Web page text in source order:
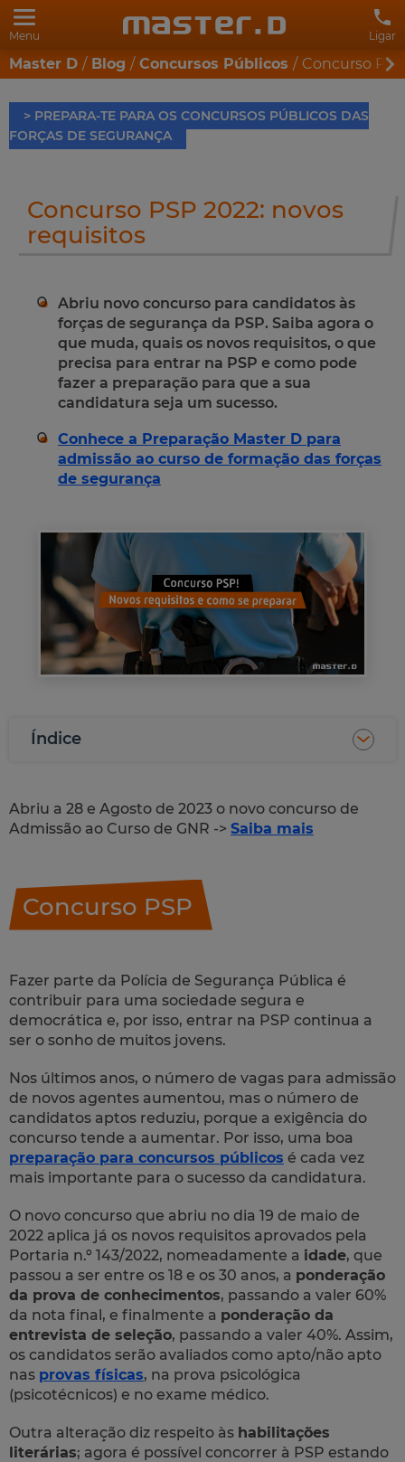
Menu Ligar
Master D Blog Concursos Públicos Concurso
> PREPARA-TE PARA OS CONCURSOS PÚBLICOS DAS
FORÇAS DE SEGURANÇA
Concurso PSP 2022: novos
requisitos
Abriu novo concurso para candidatos às
forças de segurança da PSP. Saiba agora o
que muda, quais os novos requisitos, o que
precisa para entrar na PSP e como pode
fazer a preparação para que a sua
candidatura seja um sucesso.
Conhece a Preparação Master D para
admissão ao curso de formação das forças
de segurança
Índice
Abriu a 28 e Agosto de 2023 o novo concurso de
Admissão ao Curso de GNR -> Saiba mais
Concurso PSP
Fazer parte da Polícia de Segurança Pública é
contribuir para uma sociedade segura e
democrática e, por isso, entrar na PSP continua a
ser o sonho de muitos jovens.
Nos últimos anos, o número de vagas para admissão
de novos agentes aumentou, mas o número de
candidatos aptos reduziu, porque a exigência do
concurso tende a aumentar. Por isso, uma boa
preparação para concursos públicos é cada vez
mais importante para o sucesso da candidatura.
O novo concurso que abriu no dia 19 de maio de
2022 aplica já os novos requisitos aprovados pela
Portaria n.º 143/2022, nomeadamente a idade, que
passou a ser entre os 18 e os 30 anos, a ponderação
da prova de conhecimentos, passando a valer 60%
da nota final, e finalmente a ponderação da
entrevista de seleção, passando a valer 40%. Assim,
os candidatos serão avaliados como apto/não apto
nas provas físicas, na prova psicológica
(psicotécnicos) e no exame médico.
Outra alteração diz respeito às habilitações
literárias; agora é possível concorrer à PSP estando